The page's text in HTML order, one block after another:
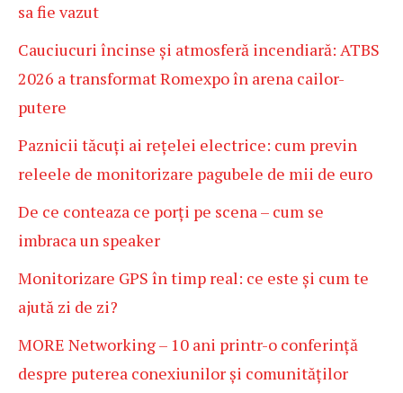
sa fie vazut
Cauciucuri încinse și atmosferă incendiară: ATBS
2026 a transformat Romexpo în arena cailor-
putere
Paznicii tăcuți ai rețelei electrice: cum previn
releele de monitorizare pagubele de mii de euro
De ce conteaza ce porți pe scena – cum se
imbraca un speaker
Monitorizare GPS în timp real: ce este și cum te
ajută zi de zi?
MORE Networking – 10 ani printr-o conferință
despre puterea conexiunilor și comunităților